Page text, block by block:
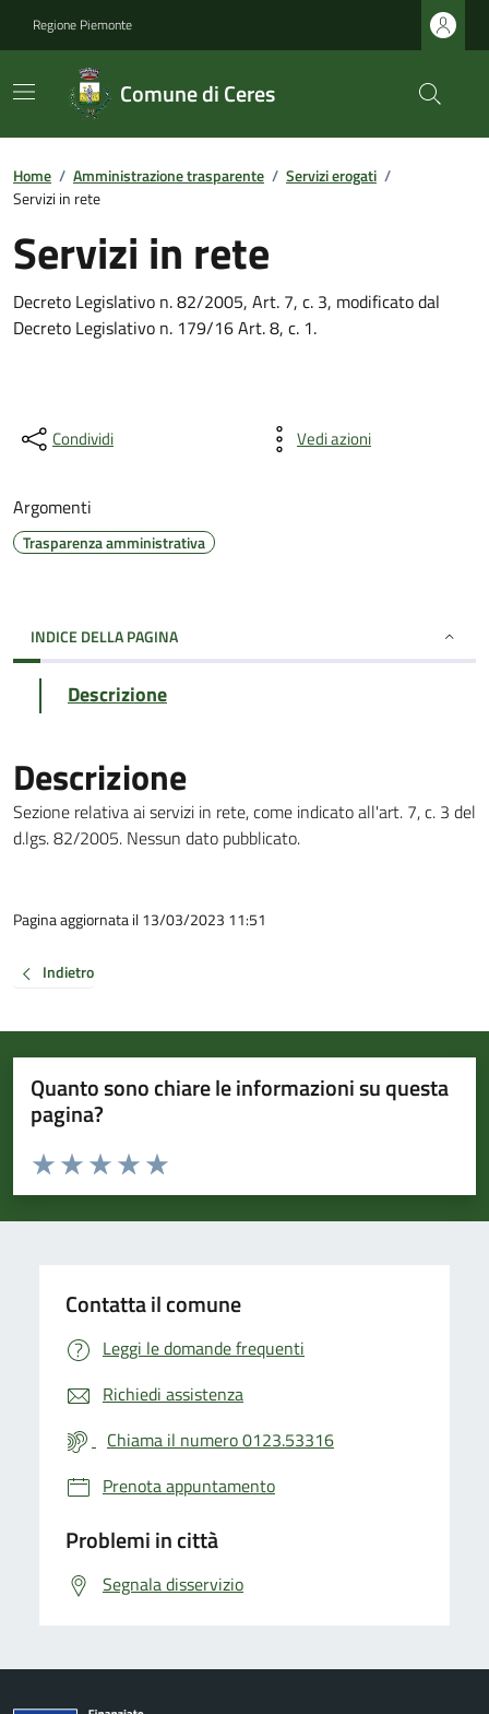
Regione Piemonte
Comune di Ceres
Home / Amministrazione trasparente / Servizi erogati /
Servizi in rete
Servizi in rete
Decreto Legislativo n. 82/2005, Art. 7, c. 3, modificato dal
Decreto Legislativo n. 179/16 Art. 8, c. 1.
Condividi Vedi azioni
Argomenti
Trasparenza amministrativa
INDICE DELLA PAGINA
Descrizione
Descrizione
Sezione relativa ai servizi in rete, come indicato all'art. 7, c. 3 del
d.lgs. 82/2005. Nessun dato pubblicato.
Pagina aggiornata il 13/03/2023 11:51
Indietro
Quanto sono chiare le informazioni su questa
pagina?
Valuta da 1 a 5 stelle la pagina
Valuta 5 stelle su 5
Valuta 4 stelle su 5
Valuta 3 stelle su 5
Valuta 2 stelle su 5
Valuta 1 stelle su 5
Contatta il comune
Leggi le domande frequenti
Richiedi assistenza
Chiama il numero 0123.53316
Prenota appuntamento
Problemi in città
Segnala disservizio